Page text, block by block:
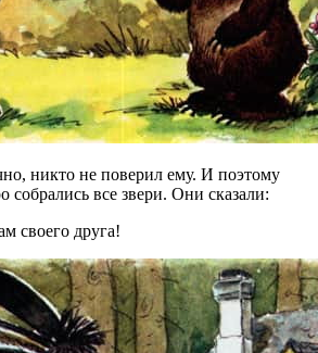
никто не поверил ему. И поэтому
собрались все звери. Они сказали:
своего друга!